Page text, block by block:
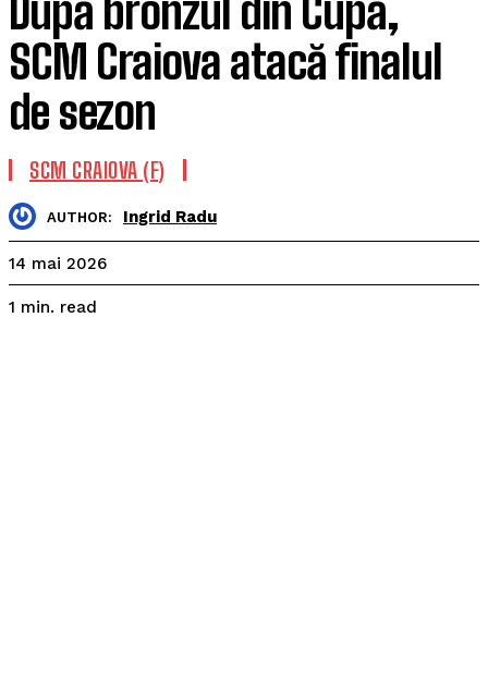
După bronzul din Cupă,
SCM Craiova atacă finalul
de sezon
SCM CRAIOVA (F)
AUTHOR: Ingrid Radu
14 mai 2026
1 min. read